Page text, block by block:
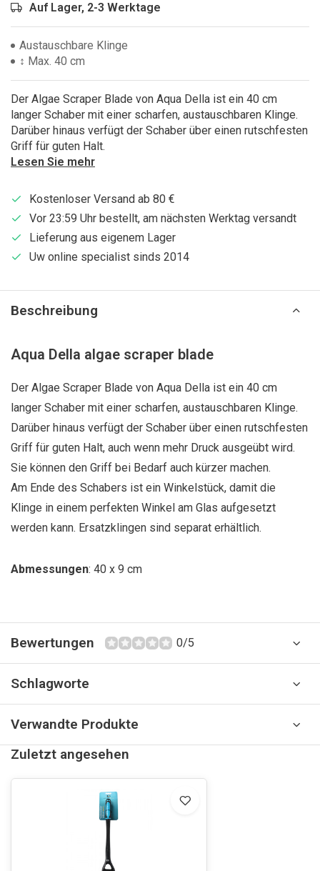
Auf Lager, 2-3 Werktage
Austauschbare Klinge
↕ Max. 40 cm
Der Algae Scraper Blade von Aqua Della ist ein 40 cm
langer Schaber mit einer scharfen, austauschbaren Klinge.
Darüber hinaus verfügt der Schaber über einen rutschfesten
Griff für guten Halt.
Lesen Sie mehr
Kostenloser Versand ab 80 €
Vor 23:59 Uhr bestellt, am nächsten Werktag versandt
Lieferung aus eigenem Lager
Uw online specialist sinds 2014
Beschreibung
Aqua Della algae scraper blade
Der Algae Scraper Blade von Aqua Della ist ein 40 cm
langer Schaber mit einer scharfen, austauschbaren Klinge.
Darüber hinaus verfügt der Schaber über einen rutschfesten
Griff für guten Halt, auch wenn mehr Druck ausgeübt wird.
Sie können den Griff bei Bedarf auch kürzer machen.
Am Ende des Schabers ist ein Winkelstück, damit die
Klinge in einem perfekten Winkel am Glas aufgesetzt
werden kann. Ersatzklingen sind separat erhältlich.
Abmessungen: 40 x 9 cm
Bewertungen 0/5
Schlagworte
Verwandte Produkte
Zuletzt angesehen